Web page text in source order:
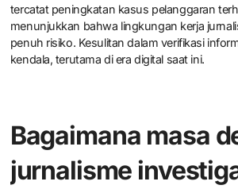
Apa tantangan dalam
akses informasi yang
Tantangan dalam mendapatkan akses
pencarian informasi yang benar semakin
menghadapi ancaman atau intimidasi ketika
mengakses informasi sensitif. Dalam laporan
tercatat peningkatan kasus pelanggaran